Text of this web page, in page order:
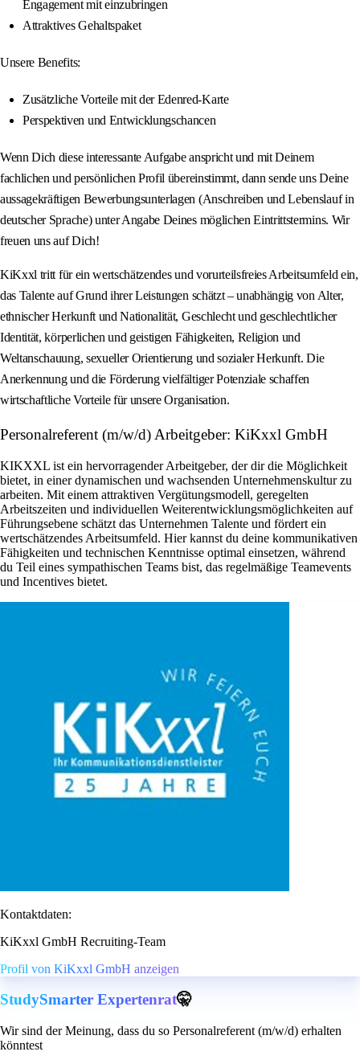
Engagement mit einzubringen
Attraktives Gehaltspaket
Unsere Benefits:
Zusätzliche Vorteile mit der Edenred-Karte
Perspektiven und Entwicklungschancen
Wenn Dich diese interessante Aufgabe anspricht und mit Deinem
fachlichen und persönlichen Profil übereinstimmt, dann sende uns Deine
aussagekräftigen Bewerbungsunterlagen (Anschreiben und Lebenslauf in
deutscher Sprache) unter Angabe Deines möglichen Eintrittstermins. Wir
freuen uns auf Dich!
KiKxxl tritt für ein wertschätzendes und vorurteilsfreies Arbeitsumfeld ein,
das Talente auf Grund ihrer Leistungen schätzt – unabhängig von Alter,
ethnischer Herkunft und Nationalität, Geschlecht und geschlechtlicher
Identität, körperlichen und geistigen Fähigkeiten, Religion und
Weltanschauung, sexueller Orientierung und sozialer Herkunft. Die
Anerkennung und die Förderung vielfältiger Potenziale schaffen
wirtschaftliche Vorteile für unsere Organisation.
Personalreferent (m/w/d) Arbeitgeber: KiKxxl GmbH
KIKXXL ist ein hervorragender Arbeitgeber, der dir die Möglichkeit
bietet, in einer dynamischen und wachsenden Unternehmenskultur zu
arbeiten. Mit einem attraktiven Vergütungsmodell, geregelten
Arbeitszeiten und individuellen Weiterentwicklungsmöglichkeiten auf
Führungsebene schätzt das Unternehmen Talente und fördert ein
wertschätzendes Arbeitsumfeld. Hier kannst du deine kommunikativen
Fähigkeiten und technischen Kenntnisse optimal einsetzen, während
du Teil eines sympathischen Teams bist, das regelmäßige Teamevents
und Incentives bietet.
Kontaktdaten:
KiKxxl GmbH Recruiting-Team
Profil von KiKxxl GmbH anzeigen
StudySmarter Expertenrat🤫
Wir sind der Meinung, dass du so Personalreferent (m/w/d) erhalten
könntest